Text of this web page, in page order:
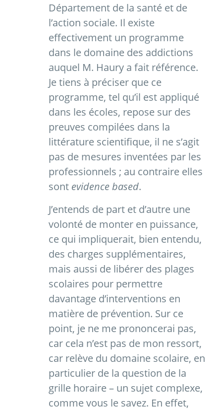
Département de la santé et de
l’action sociale. Il existe
effectivement un programme
dans le domaine des addictions
auquel M. Haury a fait référence.
Je tiens à préciser que ce
programme, tel qu’il est appliqué
dans les écoles, repose sur des
preuves compilées dans la
littérature scientifique, il ne s’agit
pas de mesures inventées par les
professionnels ; au contraire elles
sont evidence based.
J’entends de part et d’autre une
volonté de monter en puissance,
ce qui impliquerait, bien entendu,
des charges supplémentaires,
mais aussi de libérer des plages
scolaires pour permettre
davantage d’interventions en
matière de prévention. Sur ce
point, je ne me prononcerai pas,
car cela n’est pas de mon ressort,
car relève du domaine scolaire, en
particulier de la question de la
grille horaire – un sujet complexe,
comme vous le savez. En effet,